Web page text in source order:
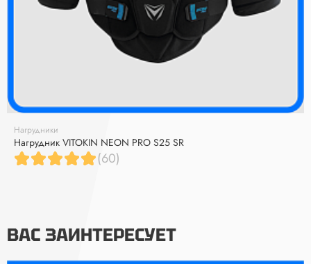
Нагрудники
Нагрудник VITOKIN NEON PRO S25 SR
(60)
ВАС ЗАИНТЕРЕСУЕТ